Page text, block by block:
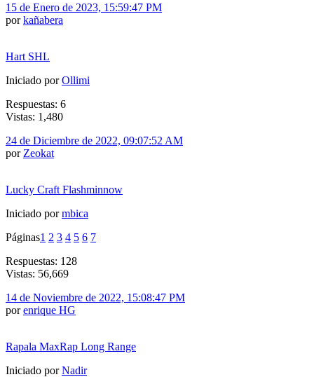
15 de Enero de 2023, 15:59:47 PM
porkañabera
Hart SHL
Iniciado porOllimi
Respuestas: 6
Vistas: 1,480
24 de Diciembre de 2022, 09:07:52 AM
por Zeokat
Lucky Craft Flashminnow
Iniciado pormbica
Páginas1 2 3 4 5 6 7
Respuestas: 128
Vistas: 56,669
14 de Noviembre de 2022, 15:08:47 PM
porenrique HG
Rapala MaxRap Long Range
Iniciado porNadir